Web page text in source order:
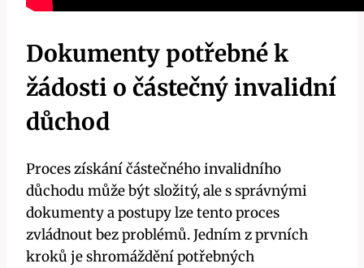
Dokumenty potřebné k
žádosti o částečný invalidní
důchod
Proces získání částečného invalidního
důchodu může být složitý, ale s správnými
dokumenty a postupy lze tento proces
zvládnout bez problémů. Jedním z prvních
kroků je shromáždění potřebných